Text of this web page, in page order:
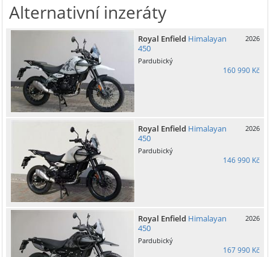
Alternativní inzeráty
Royal Enfield Himalayan
450
2026
Pardubický
160 990 Kč
Royal Enfield Himalayan
450
2026
Pardubický
146 990 Kč
Royal Enfield Himalayan
450
2026
Pardubický
167 990 Kč